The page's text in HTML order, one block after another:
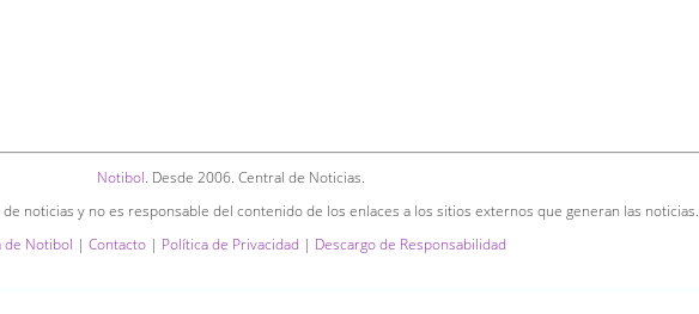
Notibol. Desde 2006. Central de Noticias.
noticias y no es responsable del contenido de los enlaces a los sitios externos que generan las noticias.
de Notibol | Contacto| Política de Privacidad | Descargo de Responsabilidad